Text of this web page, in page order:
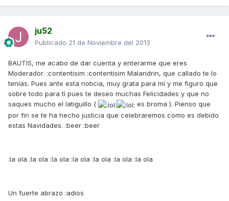
ju52
Publicado 21 de Noviembre del 2013
BAUTIS, me acabo de dar cuenta y enterarme que eres
Moderador. :contentisim :contentisim Malandrin, que callado te lo
tenías. Pues ante esta noticia, muy grata para mí y me figuro que
sobre todo para tí pues te deseo muchas Felicidades y que no
saques mucho el latiguillo (
es broma ). Pienso que
por fin se te ha hecho justicia que celebraremos como es debido
estas Navidades. :beer :beer
:la ola :la ola :la ola :la ola :la ola :la ola :la ola
Un fuerte abrazo :adios